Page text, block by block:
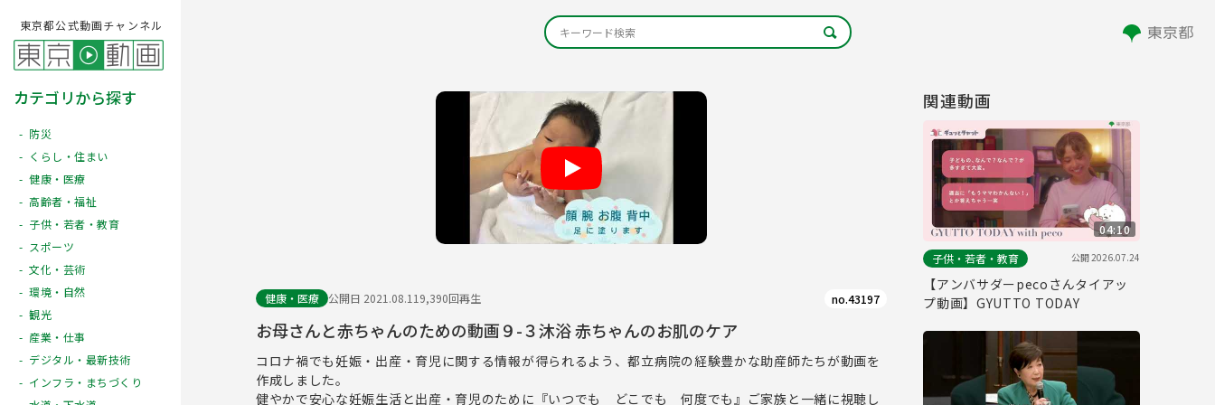
東京都公式動画チャンネル
カテゴリから探す
防災
くらし・住まい
健康・医療
高齢者・福祉
子供・若者・教育
スポーツ
文化・芸術
環境・自然
観光
産業・仕事
デジタル・最新技術
インフラ・まちづくり
健康・医療 公開日 2021.08.119,390回再生 no.43197
お母さんと赤ちゃんのための動画９-３沐浴 赤ちゃんのお肌のケア
コロナ禍でも妊娠・出産・育児に関する情報が得られるよう、都立病院の経験豊かな助産師たちが動画を
作成しました。
健やかで安心な妊娠生活と出産・育児のために『いつでも どこでも 何度でも』ご家族と一緒に視聴し
関連動画
04:10
子供・若者・教育
公開2026.07.24
【アンバサダーpecoさんタイアッ
プ動画】GYUTTO TODAY